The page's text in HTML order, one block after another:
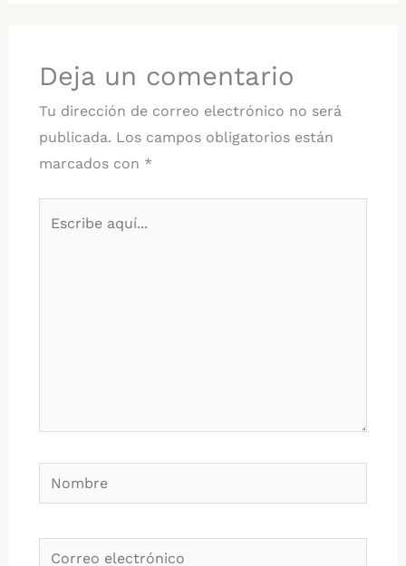
Deja un comentario
Tu dirección de correo electrónico no será
publicada. Los campos obligatorios están
marcados con *
Nombre
Correo